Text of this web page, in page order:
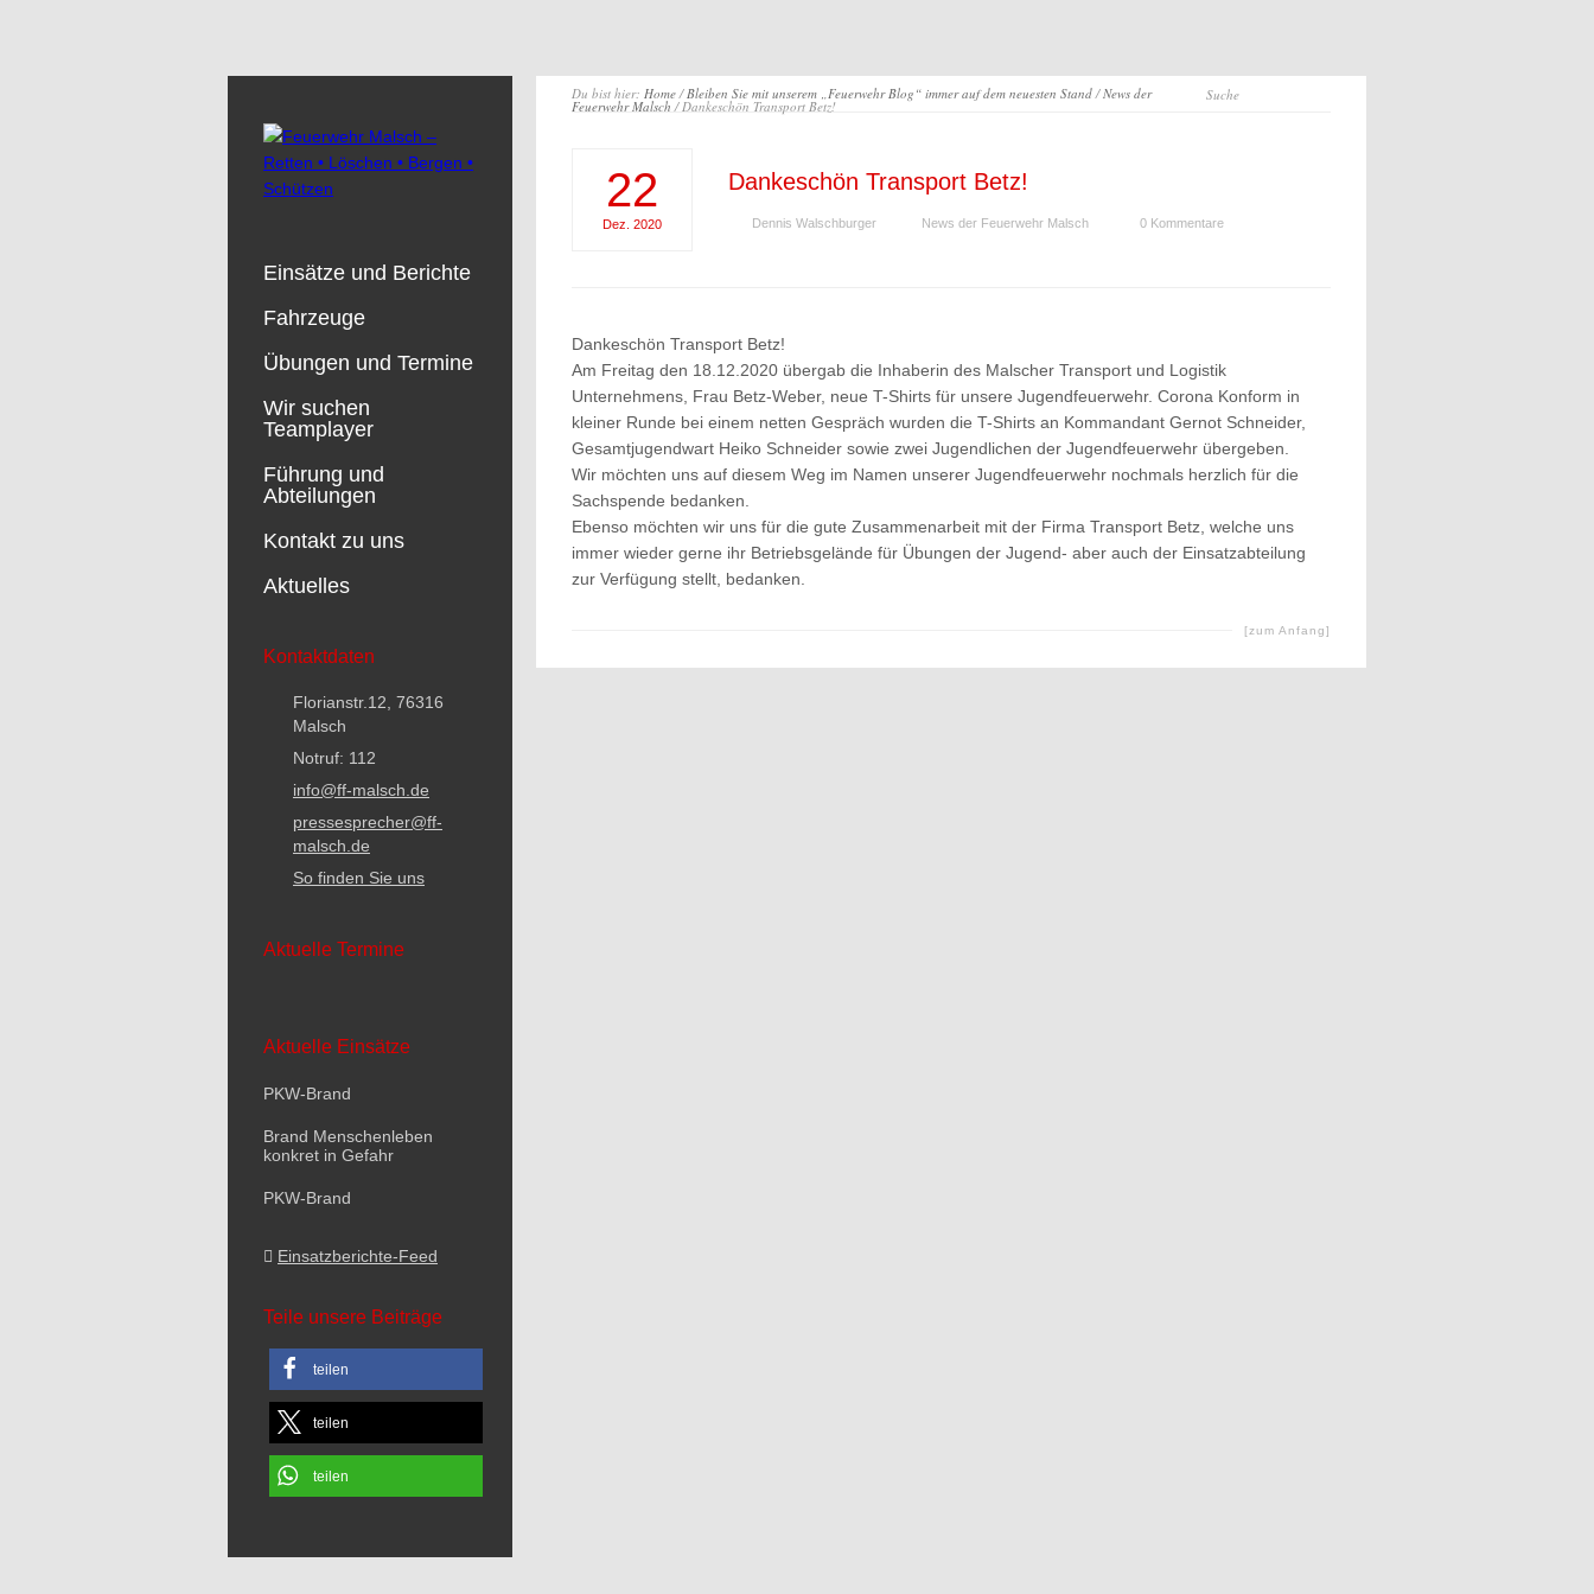
Du bist hier: Home/Bleiben Sie mit unserem „Feuerwehr Blog“ immer auf dem neuesten Stand/News der
Feuerwehr Malsch / Dankeschön Transport Betz!
22
Dez. 2020
Dankeschön Transport Betz!
Dennis Walschburger News der Feuerwehr Malsch 0 Kommentare
Dankeschön Transport Betz!
Am Freitag den 18.12.2020 übergab die Inhaberin des Malscher Transport und Logistik
Unternehmens, Frau Betz-Weber, neue T-Shirts für unsere Jugendfeuerwehr. Corona Konform in
kleiner Runde bei einem netten Gespräch wurden die T-Shirts an Kommandant Gernot Schneider,
Gesamtjugendwart Heiko Schneider sowie zwei Jugendlichen der Jugendfeuerwehr übergeben.
Wir möchten uns auf diesem Weg im Namen unserer Jugendfeuerwehr nochmals herzlich für die
Sachspende bedanken.
Ebenso möchten wir uns für die gute Zusammenarbeit mit der Firma Transport Betz, welche uns
immer wieder gerne ihr Betriebsgelände für Übungen der Jugend- aber auch der Einsatzabteilung
zur Verfügung stellt, bedanken.
[zum Anfang]
Einsätze und Berichte
Fahrzeuge
Übungen und Termine
Wir suchen
Teamplayer
Führung und
Abteilungen
Kontakt zu uns
Aktuelles
Kontaktdaten
Florianstr.12, 76316
Malsch
Notruf: 112
info@ff-malsch.de
pressesprecher@ff-
malsch.de
So finden Sie uns
Aktuelle Termine
Aktuelle Einsätze
PKW-Brand
Brand Menschenleben
konkret in Gefahr
PKW-Brand
Einsatzberichte-Feed
Teile unsere Beiträge
teilen
teilen
teilen